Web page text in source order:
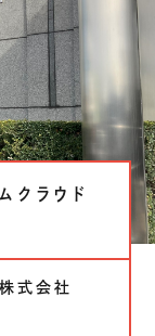
クラウド
式会社